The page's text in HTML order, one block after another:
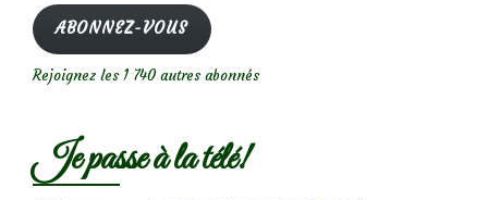
mail
ABONNEZ-VOUS
Rejoignez les 1 740 autres abonnés
Je passe à la télé!